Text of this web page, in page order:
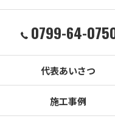
0799-64-
代表あいさつ
施工事例